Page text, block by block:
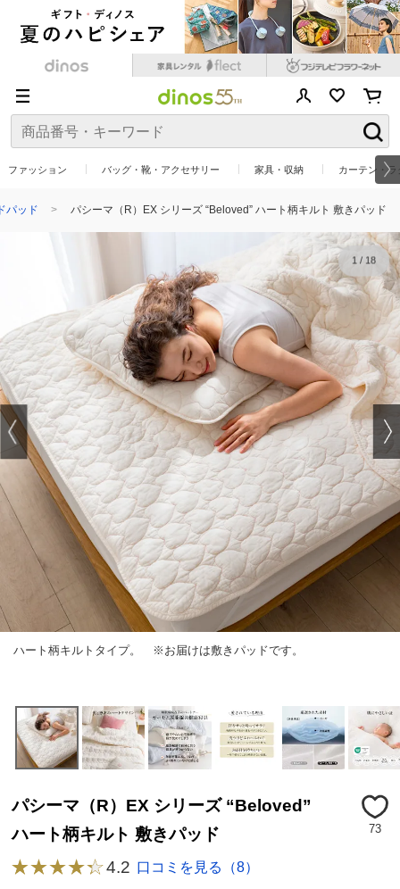
ファッション バッグ・靴・アクセサリー 家具・収納 カーテン・
パッド パシーマ（R）EX シリーズ “Beloved” ハート柄キルト 敷きパッド
ハート柄キルトタイプ。 ※お届けは敷きパッドです。
1/ 18
パシーマ（R）EX シリーズ “Beloved”
ハート柄キルト 敷きパッド
73
4.2 口コミを見る（8）